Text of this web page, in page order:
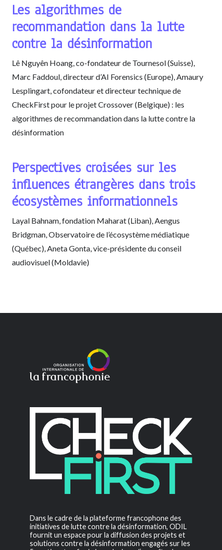
Les algorithmes de
recommandation dans la lutte
contre la désinformation
Lê Nguyên Hoang, co-fondateur de Tournesol (Suisse),
Marc Faddoul, directeur d’AI Forensics (Europe), Amaury
Lesplingart, cofondateur et directeur technique de
CheckFirst pour le projet Crossover (Belgique) : les
algorithmes de recommandation dans la lutte contre la
désinformation
Perspectives croisées sur les
influences étrangères dans trois
écosystèmes informationnels
Layal Bahnam, fondation Maharat (Liban), Aengus
Bridgman, Observatoire de l’écosystème médiatique
(Québec), Aneta Gonta, vice-présidente du conseil
audiovisuel (Moldavie)
Dans le cadre de la plateforme francophone des
initiatives de lutte contre la désinformation, ODIL
fournit un espace pour la diffusion des projets et
solutions contre la désinformation engagés sur les